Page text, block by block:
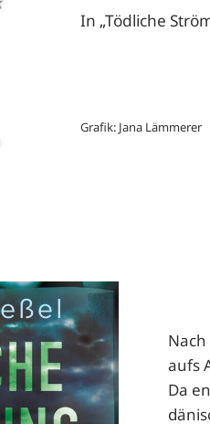
In „Tödliche
Grafik: Jana Lämmerer
aufs
Da